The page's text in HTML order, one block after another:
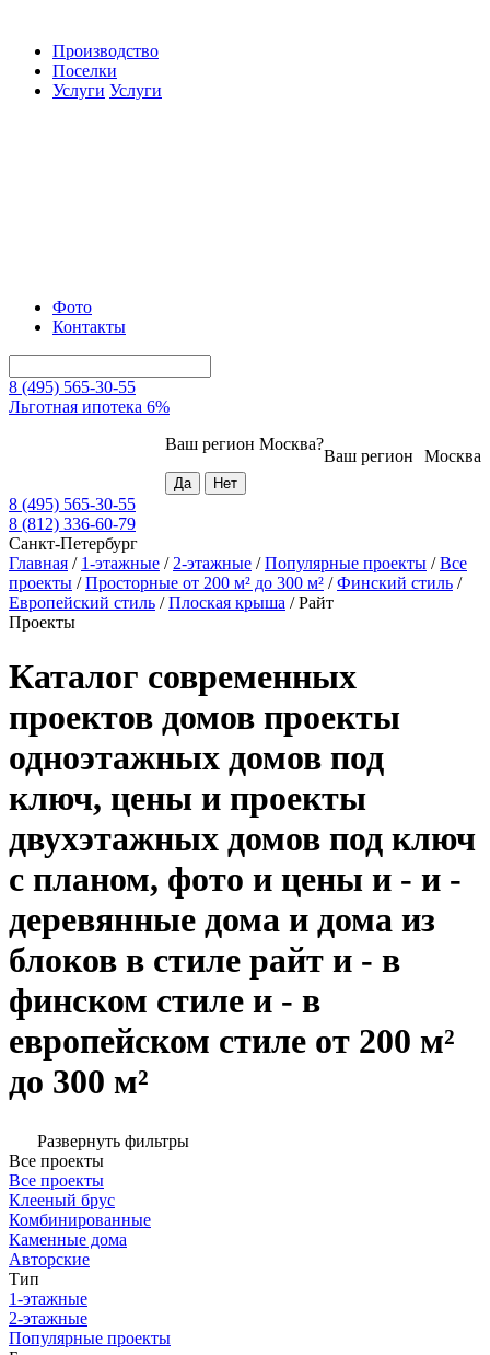
Производство
Поселки
Услуги Услуги
Фото
Контакты
8 (495) 565-30-55
Льготная ипотека 6%
Москва
Ваш регион
Ваш регион Москва?
8 (495) 565-30-55
8 (812) 336-60-79
Санкт-Петербург
Главная / 1-этажные / 2-этажные /Популярные проекты /Все
проекты /Просторные от 200 м² до 300 м² /Финский стиль /
Европейский стиль /Плоская крыша /Райт
Проекты
Каталог современных
проектов домов проекты
одноэтажных домов под
ключ, цены и проекты
двухэтажных домов под ключ
с планом, фото и цены и - и -
деревянные дома и дома из
блоков в стиле райт и - в
финском стиле и - в
европейском стиле от 200 м²
до 300 м²
Развернуть фильтры
Все проекты
Все проекты
Клееный брус
Комбинированные
Каменные дома
Авторские
Тип
1-этажные
2-этажные
Популярные проекты